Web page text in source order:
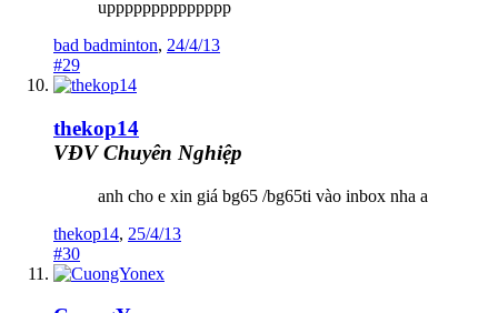
upppppppppppppp
bad badminton, 24/4/13
#29
thekop14
VĐV Chuyên Nghiệp
anh cho e xin giá bg65 /bg65ti vào inbox nha a
thekop14, 25/4/13
#30